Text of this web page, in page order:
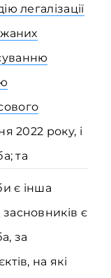
легалізації
2022 року, і
та
є інша
є
за
на які